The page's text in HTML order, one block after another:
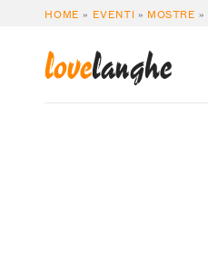
HOME » EVENTI » MOSTRE »
lovelanghe